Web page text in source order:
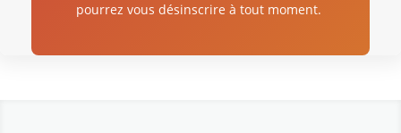
pourrez vous désinscrire à tout moment.